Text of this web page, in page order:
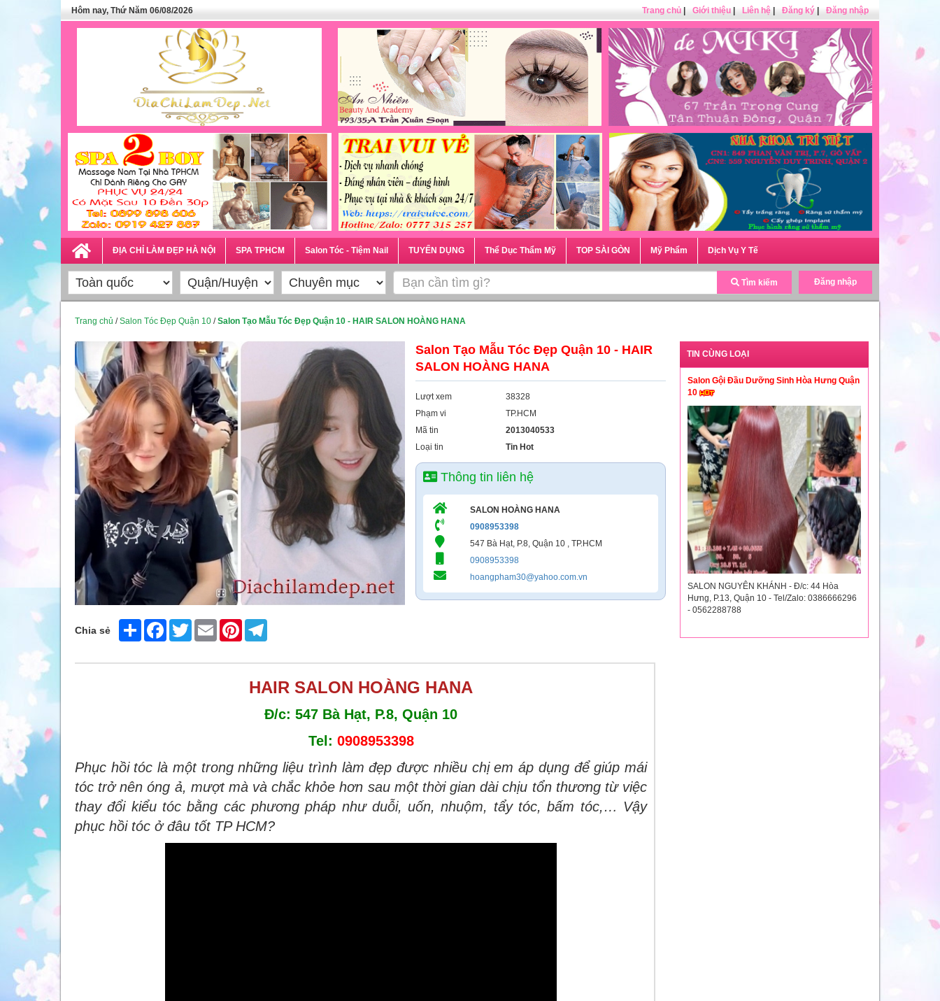
Hôm nay, Thứ Năm 06/08/2026 Trang chủ Giới thiệu Liên hệ Đăng ký Đăng nhập
ĐỊA CHỈ LÀM ĐẸP HÀ NỘI SPA TPHCM Salon Tóc - Tiệm Nail TUYỂN DỤNG Thể Dục Thẩm Mỹ TOP SÀI GÒN Mỹ Phẩm Dịch Vụ Y Tế
Tìm kiếm Đăng nhập
Trang chủ /Salon Tóc Đẹp Quận 10 /Salon Tạo Mẫu Tóc Đẹp Quận 10 - HAIR SALON HOÀNG HANA
Chia sẻ Share FacebookTwitter Email Pinterest
Salon Tạo Mẫu Tóc Đẹp Quận 10 - HAIR
SALON HOÀNG HANA
Lượt xem
38328
Phạm vi
TP.HCM
Mã tin
2013040533
Loại tin
Tin Hot
Thông tin liên hệ
SALON HOÀNG HANA
0908953398
547 Bà Hạt, P.8, Quận 10 , TP.HCM
0908953398
hoangpham30@yahoo.com.vn
HAIR SALON HOÀNG HANA
Đ/c: 547 Bà Hạt, P.8, Quận 10
Tel: 0908953398
Phục hồi tóc là một trong những liệu trình làm đẹp được nhiều chị em áp dụng để giúp mái
tóc trở nên óng ả, mượt mà và chắc khỏe hơn sau một thời gian dài chịu tổn thương từ việc
thay đổi kiểu tóc bằng các phương pháp như duỗi, uốn, nhuộm, tẩy tóc, bấm tóc,… Vậy
phục hồi tóc ở đâu tốt TP HCM?
TIN CÙNG LOẠI
Salon Gội Đầu Dưỡng Sinh Hòa Hưng Quận
10
SALON NGUYÊN KHÁNH - Đ/c: 44 Hòa
Hưng, P.13, Quận 10 - Tel/Zalo: 0386666296
- 0562288788